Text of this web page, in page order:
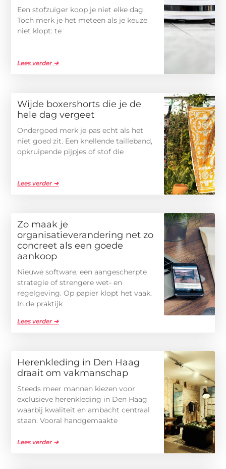
Een stofzuiger koop je niet elke dag.
Toch merk je het meteen als je keuze
niet klopt: te
Lees verder ➜
Wijde boxershorts die je de
hele dag vergeet
Ondergoed merk je pas echt als het
niet goed zit. Een knellende tailleband,
opkruipende pijpjes of stof die
Lees verder ➜
Zo maak je
organisatieverandering net zo
concreet als een goede
aankoop
Nieuwe software, een aangescherpte
strategie of strengere wet- en
regelgeving. Op papier klopt het vaak.
In de praktijk
Lees verder ➜
Herenkleding in Den Haag
draait om vakmanschap
Steeds meer mannen kiezen voor
exclusieve herenkleding in Den Haag
waarbij kwaliteit en ambacht centraal
staan. Vooral handgemaakte
Lees verder ➜